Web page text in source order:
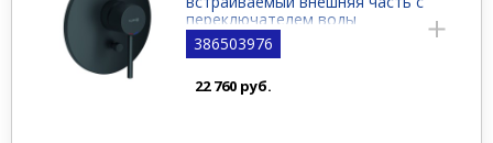
переключателем воды
386503976
22 760 руб.